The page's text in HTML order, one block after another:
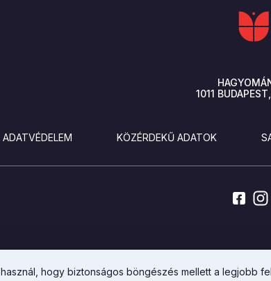
használ, hogy biztonságos böngészés mellett a legjobb
1011 BUDAPEST
ADATVÉDELEM KÖZÉRDEKŰ ADATOK